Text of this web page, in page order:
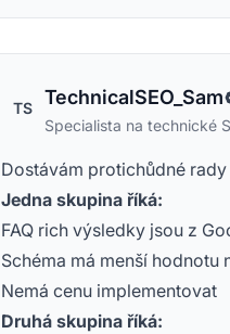
TS TechnicalSEO_Sam
Specialista na technické
Dostávám protichůdné rady
Jedna skupina říká:
FAQ rich výsledky jsou z
Schéma má menší hodnotu
Nemá cenu implementovat
Druhá skupina říká: